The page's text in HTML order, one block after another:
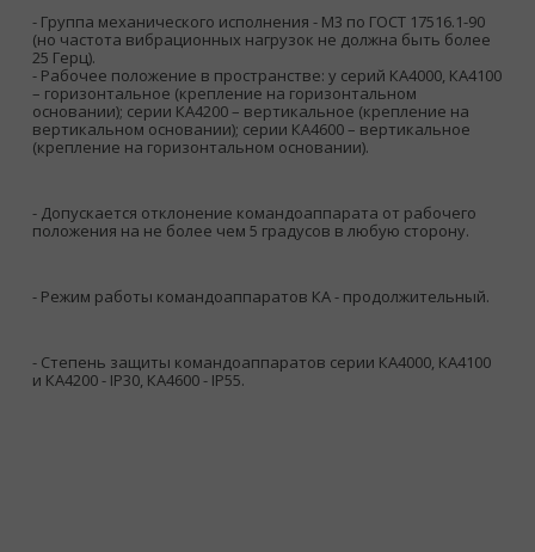
- Группа механического исполнения - М3 по ГОСТ 17516.1-90
(но частота вибрационных нагрузок не должна быть более
25 Герц).
- Рабочее положение в пространстве: у серий КА4000, КА4100
– горизонтальное (крепление на горизонтальном
основании); серии КА4200 – вертикальное (крепление на
вертикальном основании); серии КА4600 – вертикальное
(крепление на горизонтальном основании).
- Допускается отклонение командоаппарата от рабочего
положения на не более чем 5 градусов в любую сторону.
- Режим работы командоаппаратов КА - продолжительный.
- Степень защиты командоаппаратов серии КА4000, КА4100
и КА4200 - IР30, КА4600 - IР55.